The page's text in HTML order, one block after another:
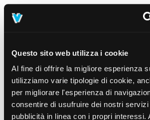
Questo sito web utilizza i cookie
Al fine di offrire la migliore esperienza
utilizziamo varie tipologie di cookie,
per migliorare l'esperienza di
consentire di usufruire dei nostri
pubblicità in linea con i propri interessi.